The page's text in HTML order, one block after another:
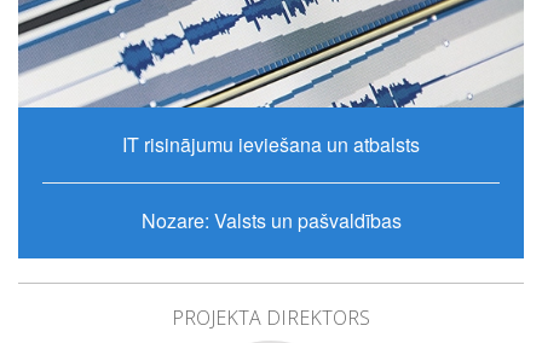
IT risinājumu ieviešana un atbalsts
Nozare: Valsts un pašvaldības
PROJEKTA DIREKTORS